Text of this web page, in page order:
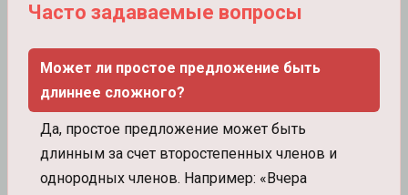
Часто задаваемые вопросы
Может ли простое предложение быть
длиннее сложного?
Да, простое предложение может быть
длинным за счет второстепенных членов и
однородных членов. Например: «Вчера